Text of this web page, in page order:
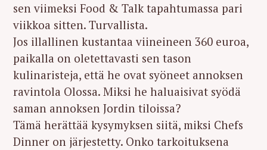
sen viimeksi Food & Talk tapahtumassa pari
viikkoa sitten. Turvallista.
Jos illallinen kustantaa viineineen 360 euroa,
paikalla on oletettavasti sen tason
kulinaristeja, että he ovat syöneet annoksen
ravintola Olossa. Miksi he haluaisivat syödä
saman annoksen Jordin tiloissa?
Tämä herättää kysymyksen siitä, miksi Chefs
Dinner on järjestetty. Onko tarkoituksena